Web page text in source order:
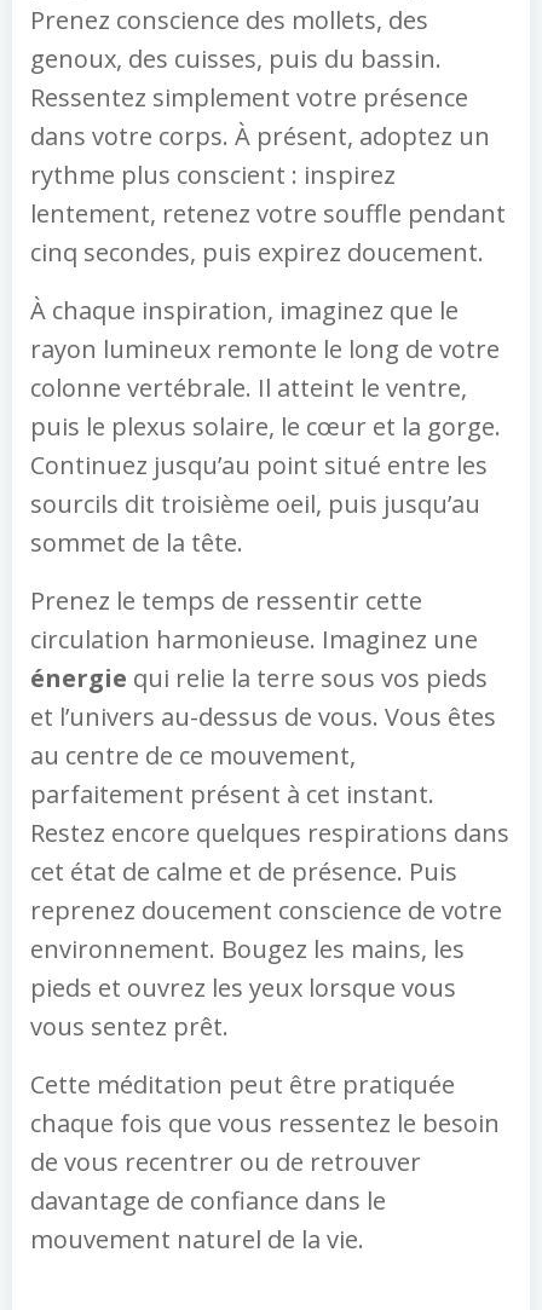
Prenez conscience des mollets, des
genoux, des cuisses, puis du bassin.
Ressentez simplement votre présence
dans votre corps. À présent, adoptez un
rythme plus conscient : inspirez
lentement, retenez votre souffle pendant
cinq secondes, puis expirez doucement.
À chaque inspiration, imaginez que le
rayon lumineux remonte le long de votre
colonne vertébrale. Il atteint le ventre,
puis le plexus solaire, le cœur et la gorge.
Continuez jusqu’au point situé entre les
sourcils dit troisième oeil, puis jusqu’au
sommet de la tête.
Prenez le temps de ressentir cette
circulation harmonieuse. Imaginez une
énergie qui relie la terre sous vos pieds
et l’univers au-dessus de vous. Vous êtes
au centre de ce mouvement,
parfaitement présent à cet instant.
Restez encore quelques respirations dans
cet état de calme et de présence. Puis
reprenez doucement conscience de votre
environnement. Bougez les mains, les
pieds et ouvrez les yeux lorsque vous
vous sentez prêt.
Cette méditation peut être pratiquée
chaque fois que vous ressentez le besoin
de vous recentrer ou de retrouver
davantage de confiance dans le
mouvement naturel de la vie.